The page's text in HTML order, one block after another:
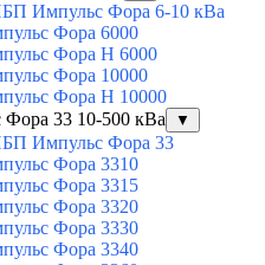
Импульс Фора 6-10 кВа
Фора 6000
Фора H 6000
Фора 10000
Фора H 10000
33 10-500 кВа
▼
Импульс Фора 33
Фора 3310
Фора 3315
Фора 3320
Фора 3330
Фора 3340